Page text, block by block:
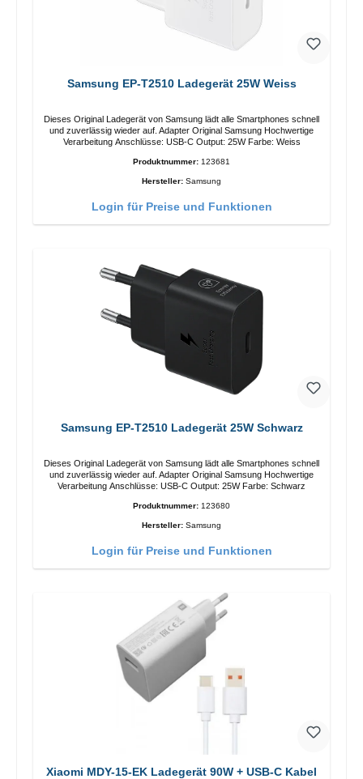
Samsung EP-T2510 Ladegerät 25W Weiss
Dieses Original Ladegerät von Samsung lädt alle Smartphones schnell
und zuverlässig wieder auf. Adapter Original Samsung Hochwertige
Verarbeitung Anschlüsse: USB-C Output: 25W Farbe: Weiss
Produktnummer: 123681
Hersteller: Samsung
Login für Preise und Funktionen
Samsung EP-T2510 Ladegerät 25W Schwarz
Dieses Original Ladegerät von Samsung lädt alle Smartphones schnell
und zuverlässig wieder auf. Adapter Original Samsung Hochwertige
Verarbeitung Anschlüsse: USB-C Output: 25W Farbe: Schwarz
Produktnummer: 123680
Hersteller: Samsung
Login für Preise und Funktionen
Xiaomi MDY-15-EK Ladegerät 90W + USB-C Kabel